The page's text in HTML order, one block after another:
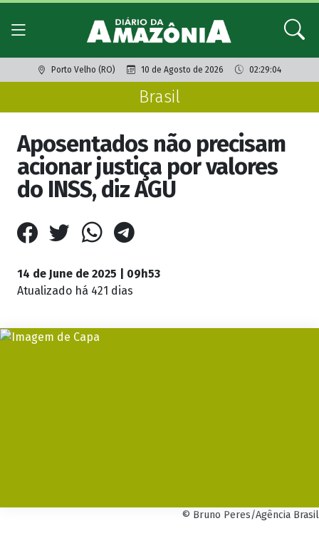
Porto Velho (RO) 10 de Agosto de 2026 02:29:04
Brasil
Aposentados não precisam
acionar justiça por valores
do INSS, diz AGU
14 de June de 2025 | 09h53
Atualizado há 421 dias
© Bruno Peres/Agência Brasil